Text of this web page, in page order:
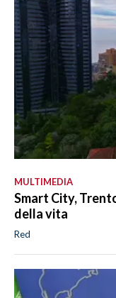
MULTIMEDIA
Smart City,
della vita
Red